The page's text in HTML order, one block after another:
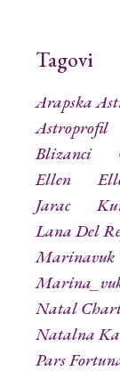
Tagovi
Arapska
Astroprofil
Blizanci
Ellen
Jarac
Lana Del
Marinavuk
Natal
Natalna
Pars